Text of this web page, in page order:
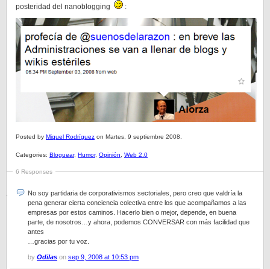
posteridad del nanoblogging
:
Posted by Miquel Rodríguez on Martes, 9 septiembre 2008.
Categories: Bloguear, Humor, Opinión Web 2.0
6 Responses
No soy partidaria de corporativismos sectoriales, pero creo que valdría la
pena generar cierta conciencia colectiva entre los que acompañamos a las
empresas por estos caminos. Hacerlo bien o mejor, depende, en buena
parte, de nosotros…y ahora, podemos CONVERSAR con más facilidad que
antes
…gracias por tu voz.
by Odilas on sep 9, 2008 at 10:53 pm